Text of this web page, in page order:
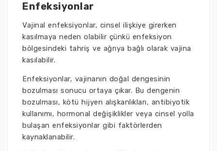
Enfeksiyonlar
Vajinal enfeksiyonlar, cinsel ilişkiye girerken
kasılmaya neden olabilir çünkü enfeksiyon
bölgesindeki tahriş ve ağrıya bağlı olarak vajina
kasılabilir.
Enfeksiyonlar, vajinanın doğal dengesinin
bozulması sonucu ortaya çıkar. Bu dengenin
bozulması, kötü hijyen alışkanlıkları, antibiyotik
kullanımı, hormonal değişiklikler veya cinsel yolla
bulaşan enfeksiyonlar gibi faktörlerden
kaynaklanabilir.